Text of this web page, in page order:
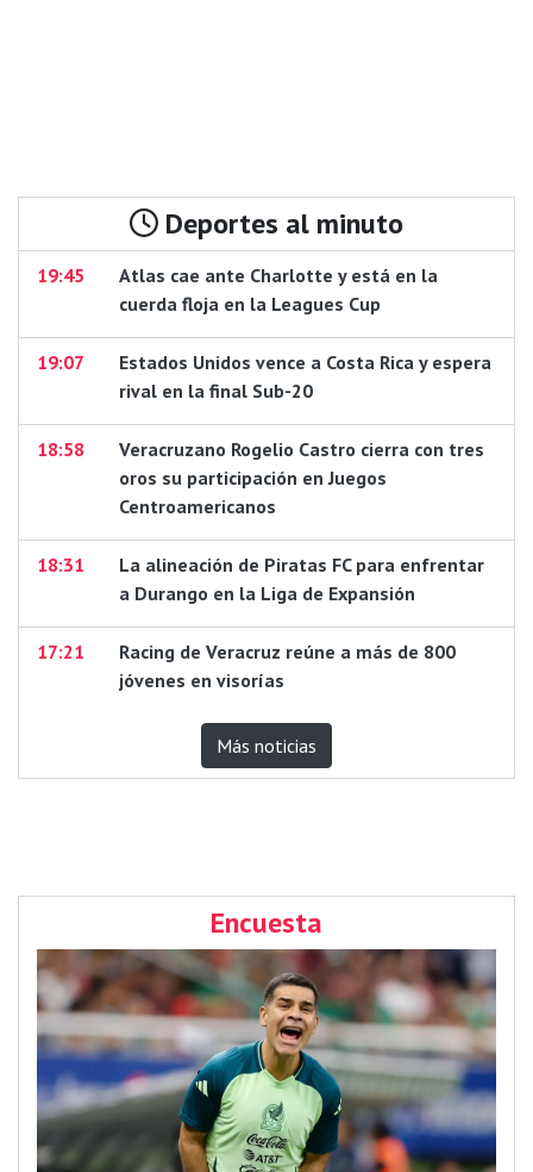
Deportes al minuto
19:45
Atlas cae ante Charlotte y está en la
cuerda floja en la Leagues Cup
19:07
Estados Unidos vence a Costa Rica y espera
rival en la final Sub-20
18:58
Veracruzano Rogelio Castro cierra con tres
oros su participación en Juegos
Centroamericanos
18:31
La alineación de Piratas FC para enfrentar
a Durango en la Liga de Expansión
17:21
Racing de Veracruz reúne a más de 800
jóvenes en visorías
Más noticias
Encuesta